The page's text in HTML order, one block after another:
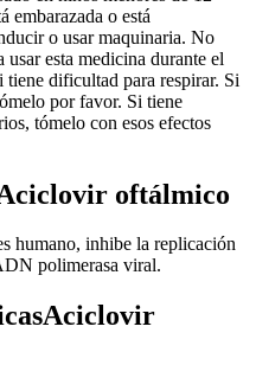
embarazada o está
o usar maquinaria. No
usar esta medicina durante el
tiene dificultad para respirar. Si
por favor. Si tiene
tómelo con esos efectos
oftálmico
humano, inhibe la replicación
polimerasa viral.